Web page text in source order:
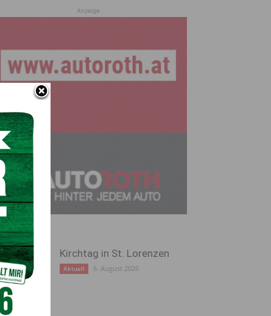
Anzeige
Kirchtag in St. Lorenzen
Aktuell 6. August 2026